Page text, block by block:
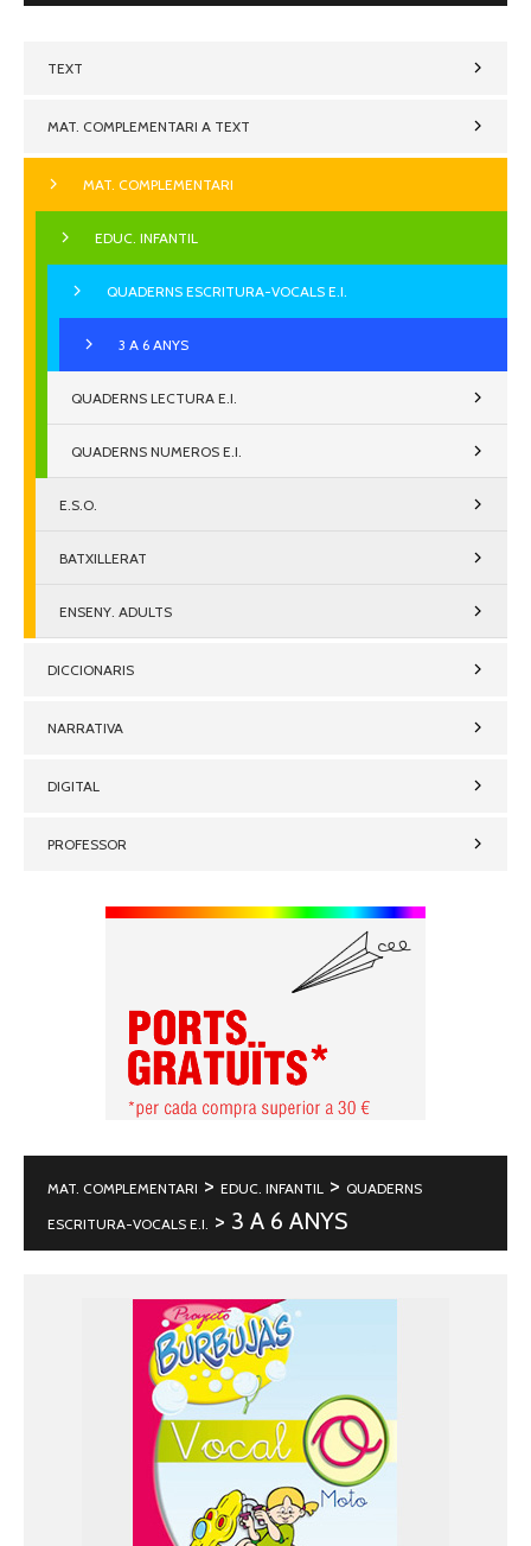
TEXT
MAT. COMPLEMENTARI A TEXT
MAT. COMPLEMENTARI
EDUC. INFANTIL
QUADERNS ESCRITURA-VOCALS E.I.
3 A 6 ANYS
QUADERNS LECTURA E.I.
QUADERNS NUMEROS E.I.
E.S.O.
BATXILLERAT
ENSENY. ADULTS
DICCIONARIS
NARRATIVA
DIGITAL
PROFESSOR
MAT. COMPLEMENTARI > EDUC. INFANTIL > QUADERNS
ESCRITURA-VOCALS E.I. > 3 A 6 ANYS